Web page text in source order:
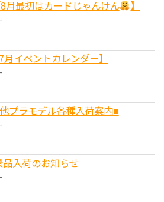
月最初はカードじゃんけん 】
月イベントカレンダー】
プラモデル各種入荷案内■
品入荷のお知らせ